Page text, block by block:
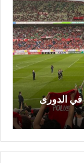
في الدورى